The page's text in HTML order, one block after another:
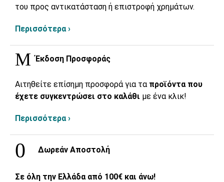
του προς αντικατάσταση ή επιστροφή χρημάτων.
Περισσότερα ›
Έκδοση Προσφοράς
Αιτηθείτε επίσημη προσφορά για τα προϊόντα που
έχετε συγκεντρώσει στο καλάθι με ένα κλικ!
Περισσότερα ›
Δωρεάν Αποστολή
Σε όλη την Ελλάδα από 100€ και άνω!